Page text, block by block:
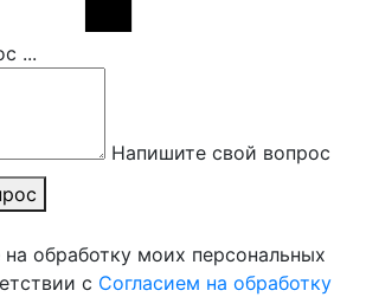
...
Напишите свой вопрос
обработку моих персональных
с Согласием на обработку